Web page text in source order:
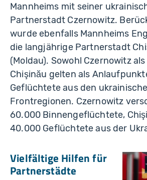
Mannheims mit seiner
Partnerstadt Czernowitz.
wurde ebenfalls Mannheims
die langjährige Partnerstadt
(Moldau). Sowohl Czernowitz
Chişinău gelten als
Geflüchtete aus den
Frontregionen. Czernowitz
60.000 Binnengeflüchtete,
40.000 Geflüchtete aus der
Vielfältige Hilfen für
Partnerstädte